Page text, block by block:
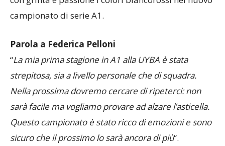
con grinta e passione i colori biancorossi nel nuovo
campionato di serie A1.
La mia prima stagione in A1 alla UYBA è stata
strepitosa, sia a livello personale che di squadra.
Nella prossima dovremo cercare di ripeterci: non
sarà facile ma vogliamo provare ad alzare l’asticella.
Questo campionato è stato ricco di emozioni e sono